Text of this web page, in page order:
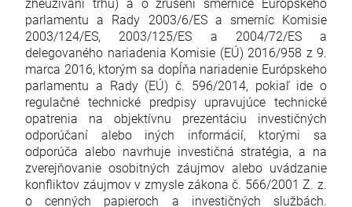
parlamentu a Rady 2003/6/ES a smerníc Komisie
2003/124/ES, 2003/125/ES a 2004/72/ES a
delegovaného nariadenia Komisie (EÚ) 2016/958 z 9.
marca 2016, ktorým sa dopĺňa nariadenie Európskeho
parlamentu a Rady (EÚ) č. 596/2014, pokiaľ ide o
regulačné technické predpisy upravujúce technické
opatrenia na objektívnu prezentáciu investičných
odporúčaní alebo iných informácií, ktorými sa
odporúča alebo navrhuje investičná stratégia, a na
zverejňovanie osobitných záujmov alebo uvádzanie
konfliktov záujmov v zmysle zákona č. 566/2001 Z. z.
o cenných papieroch a investičných službách.